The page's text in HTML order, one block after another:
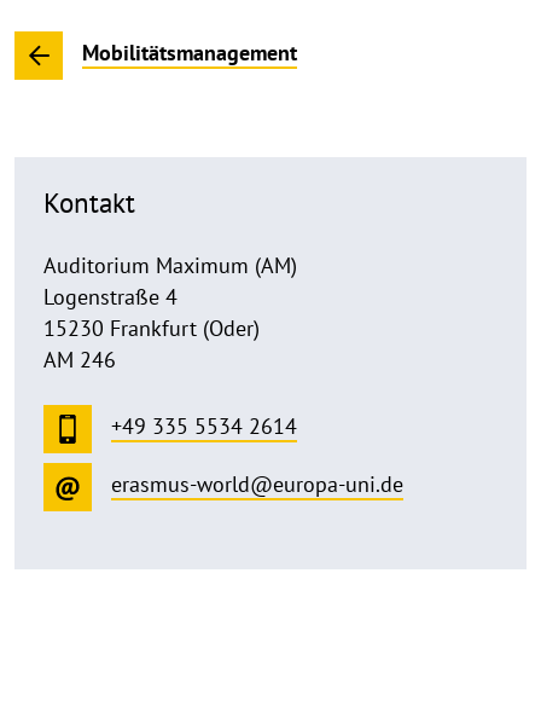
Mobilitätsmanagement
Kontakt
Auditorium Maximum (AM)
Logenstraße 4
15230 Frankfurt (Oder)
AM 246
+49 335 5534 2614
erasmus-world@europa-uni.de